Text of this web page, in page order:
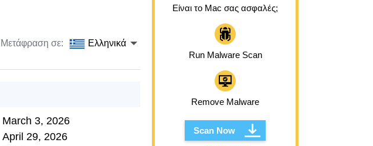
Μετάφραση σε: Ελληνικά
March 3, 2026
April 29, 2026
Είναι το Mac σας ασφαλές;
Run Malware Scan
Remove Malware
Scan Now